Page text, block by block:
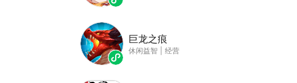
巨龙之痕
休闲益智 经营